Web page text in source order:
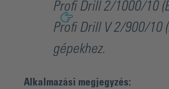
Profi Drill 2/1000/10
Profi Drill V 2/900/10
gépekhez.
Alkalmazási megjegyzés: